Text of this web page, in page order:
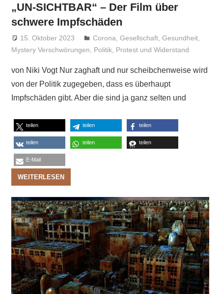
„UN-SICHTBAR“ – Der Film über
schwere Impfschäden
15. Oktober 2023 Niki Vogt
Corona,Gesellschaft,Gesundheit,
Mystery Verschwörungen, Politik, Protest und Widerstand
von Niki Vogt Nur zaghaft und nur scheibchenweise wird
von der Politik zugegeben, dass es überhaupt
Impfschäden gibt. Aber die sind ja ganz selten und
teilen teilen teilen
teilen teilen teilen
E-Mail
WEITERLESEN